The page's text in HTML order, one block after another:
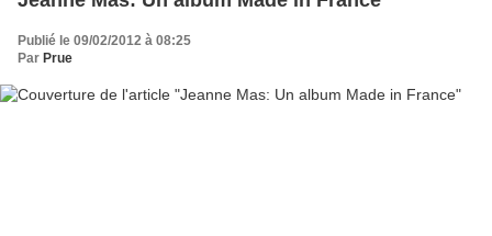
Publié le 09/02/2012 à 08:25
Par Prue